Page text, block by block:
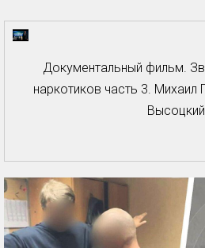
Документальный фильм.
наркотиков часть 3.